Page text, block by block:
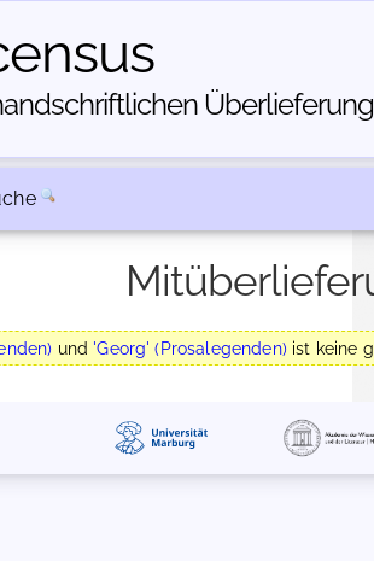
und 'Georg' (Prosalegenden)ist keine